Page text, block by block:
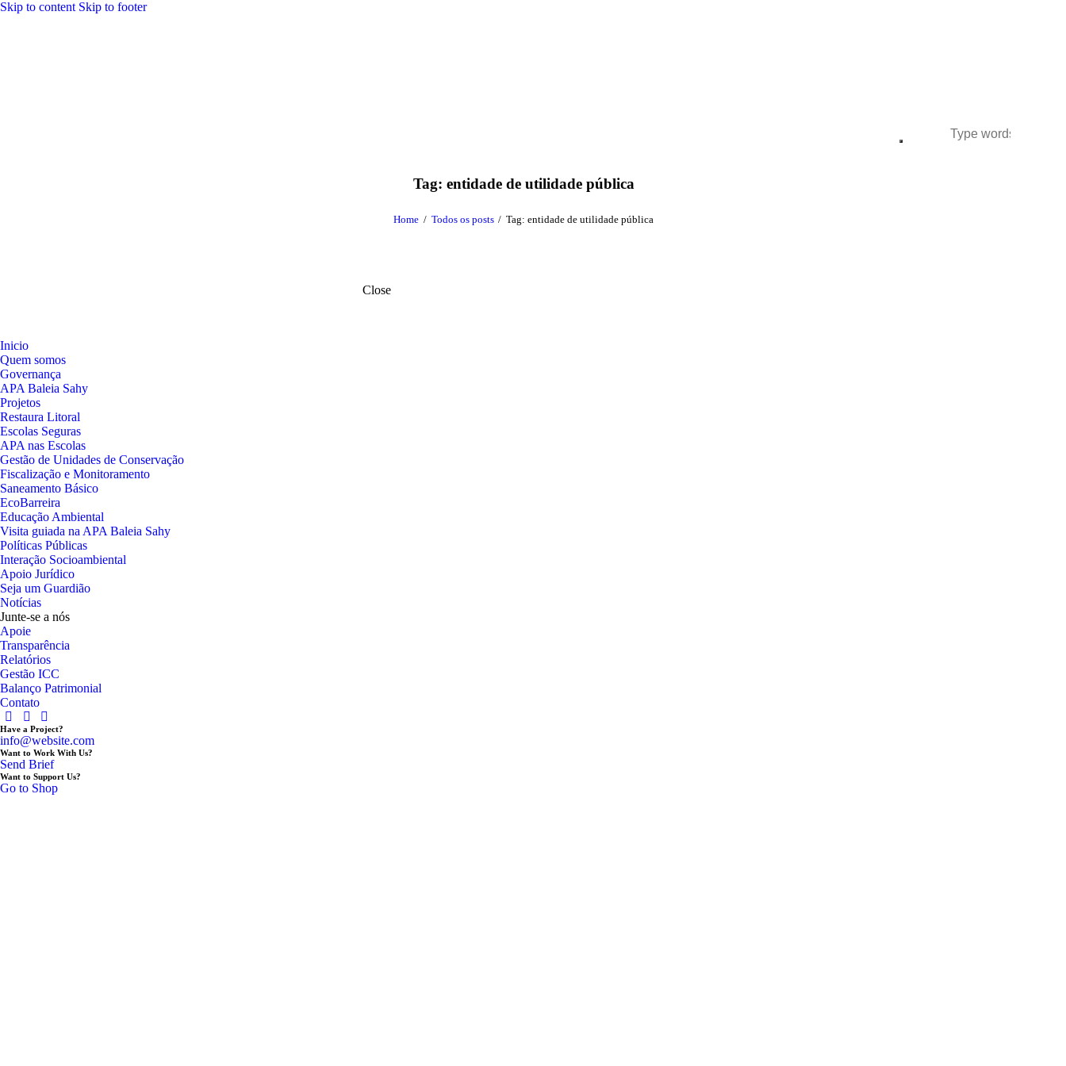
Skip to content Skip to footer
Tag: entidade de utilidade pública
Home Todos os posts Tag: entidade de utilidade pública
Close
Inicio
Quem somos
Governança
APA Baleia Sahy
Projetos
Restaura Litoral
Escolas Seguras
APA nas Escolas
Gestão de Unidades de Conservação
Fiscalização e Monitoramento
Saneamento Básico
EcoBarreira
Educação Ambiental
Visita guiada na APA Baleia Sahy
Políticas Públicas
Interação Socioambiental
Apoio Jurídico
Seja um Guardião
Notícias
Junte-se a nós
Apoie
Transparência
Relatórios
Gestão ICC
Balanço Patrimonial
Contato
Have a Project?
info@website.com
Want to Work With Us?
Send Brief
Want to Support Us?
Go to Shop